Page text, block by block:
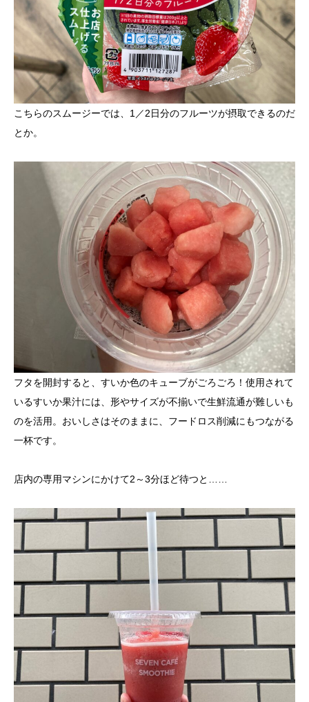
こちらのスムージーでは、1／2日分のフルーツが摂取できるのだ
とか。
フタを開封すると、すいか色のキューブがごろごろ！使用されて
いるすいか果汁には、形やサイズが不揃いで生鮮流通が難しいも
のを活用。おいしさはそのままに、フードロス削減にもつながる
一杯です。
店内の専用マシンにかけて2～3分ほど待つと……